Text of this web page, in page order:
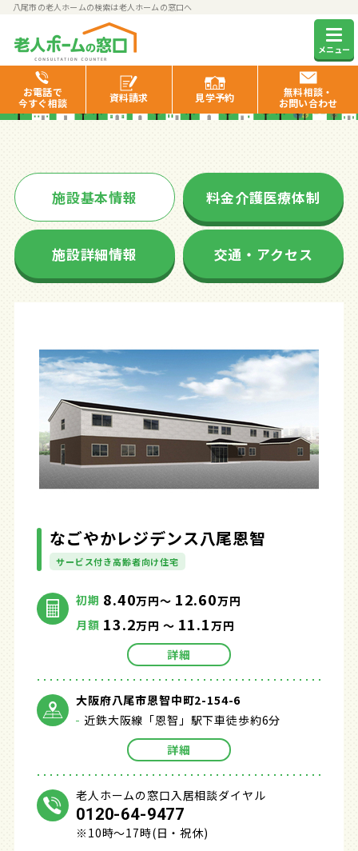
八尾市の老人ホームの検索は老人ホームの窓口へ
メニュー
お電話で
今すぐ相談
資料請求 見学予約
無料相談・
お問い合わせ
なごやかレジデンス八尾恩智
施設基本情報 料金介護医療体制
施設詳細情報 交通・アクセス
なごやかレジデンス八尾恩智
サービス付き高齢者向け住宅
初期 8.40万円～ 12.60万円
月額 13.2万円 ～ 11.1万円
詳細
大阪府八尾市恩智中町2-154-6
近鉄大阪線「恩智」駅下車徒歩約6分
詳細
老人ホームの窓口入居相談ダイヤル
0120-64-9477
※10時～17時(日・祝休)